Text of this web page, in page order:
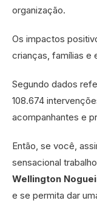
organização.
Os impactos
crianças, famílias e
Segundo dados
108.674
acompanhantes e
Então, se você,
sensacional
Wellington
e se permita dar